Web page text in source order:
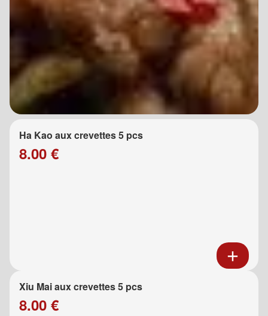
Ha Kao aux crevettes 5 pcs
8.00 €
Xiu Mai aux crevettes 5 pcs
8.00 €